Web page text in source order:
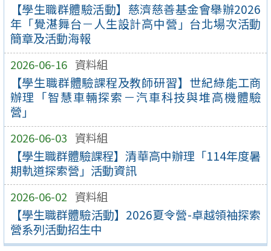
【學生職群體驗活動】慈濟慈善基金會舉辦2026
年「覺湛舞台－人生設計高中營」台北場次活動
簡章及活動海報
2026-06-16 資料組
【學生職群體驗課程及教師研習】世紀綠能工商
辦理「智慧車輛探索－汽車科技與堆高機體驗
營」
2026-06-03 資料組
【學生職群體驗課程】清華高中辦理「114年度暑
期軌道探索營」活動資訊
2026-06-02 資料組
【學生職群體驗活動】2026夏令營-卓越領袖探索
營系列活動招生中